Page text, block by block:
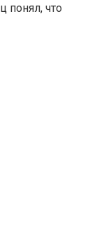
понял, что